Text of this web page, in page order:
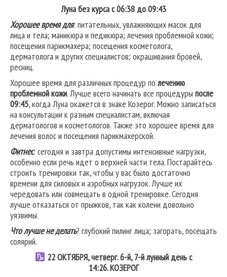
Луна без курса с 06:38 до 09:43
Хорошее время для: питательных, увлажняющих масок для
лица и тела; маникюра и педикюра; лечения проблемной кожи;
посещения парикмахера; посещения косметолога,
дерматолога и других специалистов; окрашивания бровей,
ресниц.
Хорошее время для различных процедур по лечению
проблемной кожи. Лучше всего начинать все процедуры после
09:45, когда Луна окажется в знаке Козерог. Можно записаться
на консультации к разным специалистам, включая
дерматологов и косметологов. Также это хорошее время для
лечения волос и посещения парикмахерской.
Фитнес: сегодня и завтра допустимы интенсивные нагрузки,
особенно если речь идет о верхней части тела. Постарайтесь
строить тренировки так, чтобы у вас было достаточно
времени для силовых и аэробных нагрузок. Лучше их
чередовать или совмещать в одной тренировке. Сегодня
лучше отказаться от прыжков, так как колени довольно
уязвимы.
Что лучше не делать? глубокий пилинг лица; загорать, посещать
солярий.
22ОКТЯБРЯ, четверг. 6-й, 7-й лунный день с
14:26.КОЗЕРОГ